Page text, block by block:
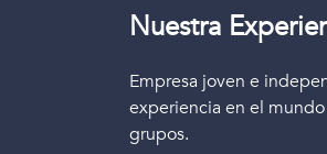
Nuestra
Empresa joven e
experiencia en el
grupos.